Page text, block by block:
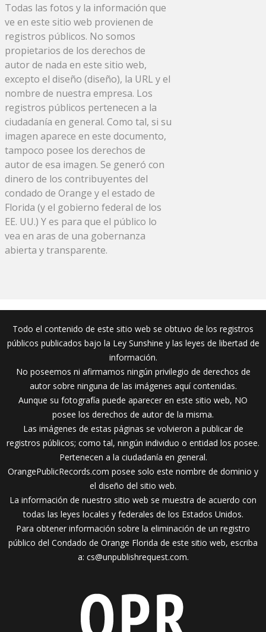
Todas las fotos y la información que
ve en este sitio web provienen de
registros públicos. No somos
propietarios de los derechos de
autor de nada en este sitio web,
excepto el diseño (diseño), la URL y el
nombre de nuestra empresa. Los
registros públicos pertenecen a la
ciudadanía en general. Como tal, si su
imagen aparece en este documento,
tampoco posee los derechos de
autor de esa imagen. Se generó con
dinero de los contribuyentes del
condado de Orange y el estado de
Florida (y el gobierno federal de los
EE. UU.) Y es para que el público lo
vea en aras de una gobernanza
abierta y transparente.
Todo el contenido de este sitio web se obtuvo de los registros
públicos publicados bajo la Ley Sunshine y las leyes de libertad de
información.
No poseemos ni afirmamos ningún privilegio de derechos de
autor sobre ninguna de las imágenes aquí contenidas.
Aunque su fotografía puede aparecer en este sitio web, NO
posee los derechos de autor de la misma.
Las imágenes de estas páginas se volvieron a publicar de
registros públicos; como tal, ningún individuo o entidad los posee.
Pertenecen a la ciudadanía en general.
OrangePublicRecords.com posee solo este nombre de dominio y
el diseño del sitio web.
La información de nuestro sitio web se muestra de acuerdo con
todas las leyes locales y federales de los Estados Unidos.
Para obtener información sobre la eliminación de un registro
público del Condado de Orange Florida de este sitio web, escriba
a: cs@unpublishrequest.com.